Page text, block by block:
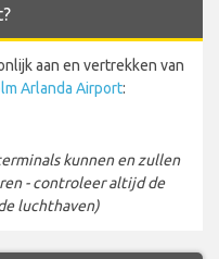
aan en vertrekken van
Arlanda Airport:
kunnen en zullen
- controleer altijd de
luchthaven)